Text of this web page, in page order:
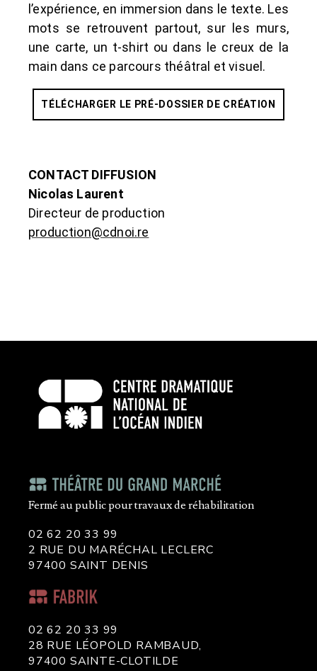
l’expérience, en immersion dans le texte. Les
mots se retrouvent partout, sur les murs,
une carte, un t-shirt ou dans le creux de la
main dans ce parcours théâtral et visuel.
TÉLÉCHARGER LE PRÉ-DOSSIER DE CRÉATION
CONTACT DIFFUSION
Nicolas Laurent
Directeur de production
production@cdnoi.re
Fermé au public pour travaux de réhabilitation
02 62 20 33 99
2 RUE DU MARÉCHAL LECLERC
97400 SAINT DENIS
02 62 20 33 99
28 RUE LÉOPOLD RAMBAUD,
97400 SAINTE-CLOTILDE